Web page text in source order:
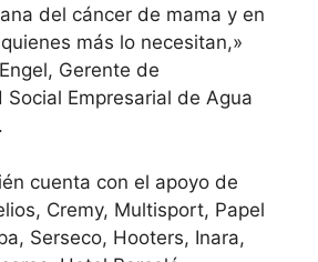
del cáncer de mama y en
más lo necesitan,»
Gerente de
Social Empresarial de Agua
cuenta con el apoyo de
Cremy, Multisport, Papel
Serseco, Hooters, Inara,